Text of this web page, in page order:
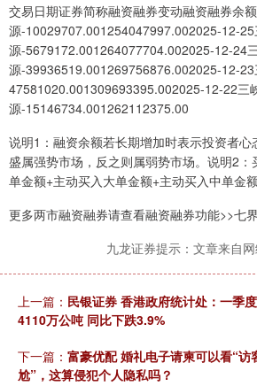
交易日期证券简称融资融券变动融资融券余
源-10029707.001254047997.002025-12-
源-5679172.001264077704.002025-12-24
源-39936519.001269756876.002025-12-
47581020.001309693395.002025-12-22三
源-15146734.001262112375.00
说明1：融资余额若长期增加时表示投资者
盛属强势市场，反之则属弱势市场。说明2
单金额+主动买入大单金额+主动买入中单金
更多两市融资融券请查看融资融券功能>>七
九龙证券提示：文章来自网
上一篇： 民银证券 香港政府统计处：一季
4110万公吨 同比下跌3.9%
下一篇： 富豪优配 婚礼电子请柬可以看“访
尬”，这算侵犯个人隐私吗？